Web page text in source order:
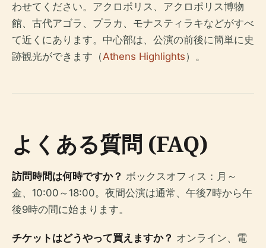
わせてください。アクロポリス、アクロポリス博物
館、古代アゴラ、プラカ、モナスティラキなどがすべ
て近くにあります。中心部は、公演の前後に簡単に史
跡観光ができます（Athens Highlights）。
よくある質問 (FAQ)
訪問時間は何時ですか？ ボックスオフィス：月～
金、10:00～18:00。夜間公演は通常、午後7時から午
後9時の間に始まります。
チケットはどうやって買えますか？ オンライン、電